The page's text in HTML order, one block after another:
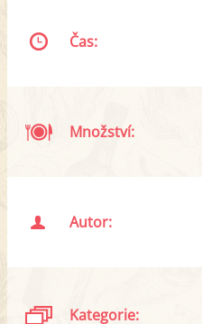
Čas:
Množství:
Autor:
Kategorie: